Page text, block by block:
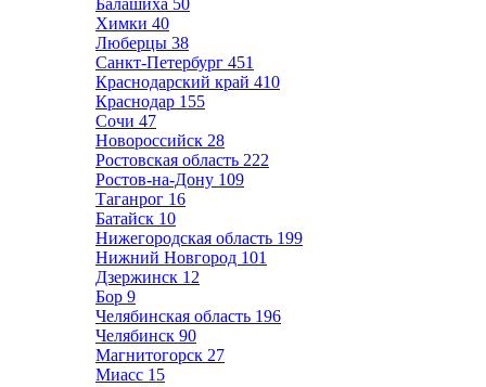
Балашиха 50
Химки 40
Люберцы 38
Санкт-Петербург 451
Краснодарский край 410
Краснодар 155
Сочи 47
Новороссийск 28
Ростовская область 222
Ростов-на-Дону 109
Таганрог 16
Батайск 10
Нижегородская область 199
Нижний Новгород 101
Дзержинск 12
Бор 9
Челябинская область 196
Челябинск 90
Магнитогорск 27
Миасс 15